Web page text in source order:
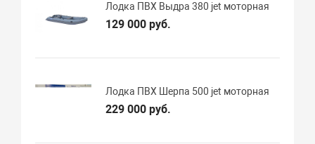
Лодка ПВХ Выдра 380 jet моторная
129 000 руб.
Лодка ПВХ Шерпа 500 jet моторная
229 000 руб.